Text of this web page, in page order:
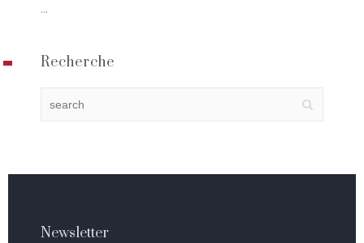
...
Recherche
Newsletter